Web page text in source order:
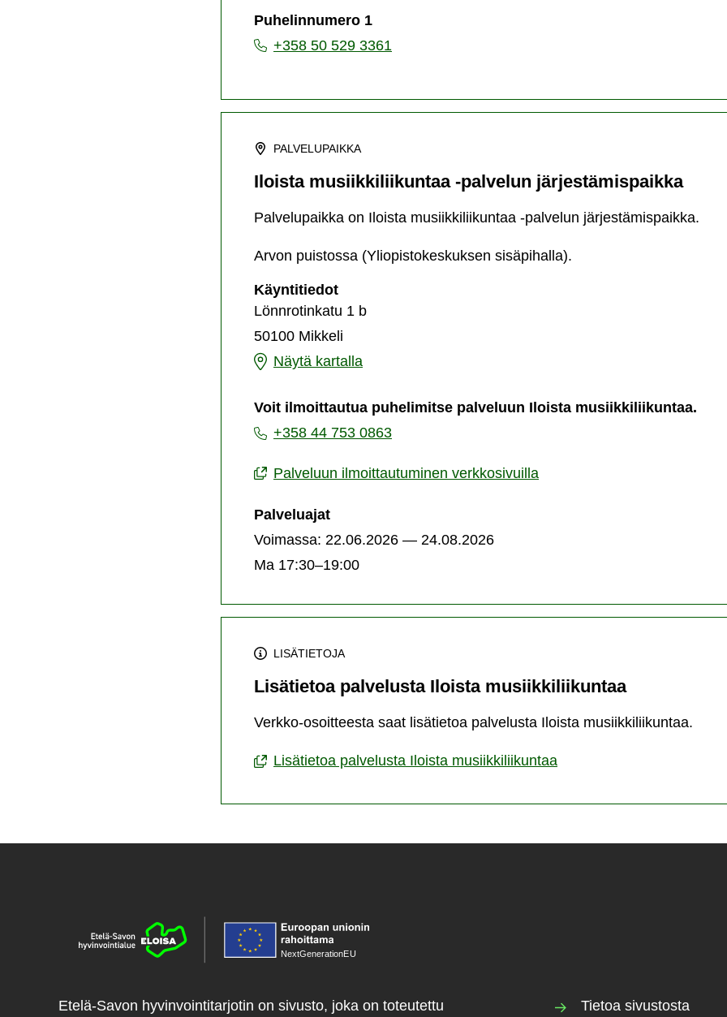
Puhelinnumero 1
+358 50 529 3361
PALVELUPAIKKA
Iloista musiikkiliikuntaa -palvelun järjestämispaikka
Palvelupaikka on Iloista musiikkiliikuntaa -palvelun järjestämispaikka.
Arvon puistossa (Yliopistokeskuksen sisäpihalla).
KäyntitiedotIloista
musiikkiliikuntaa
palvelun
järjestämispaikka
Lönnrotinkatu 1 b
50100 Mikkeli
Näytä kartalla
Iloista
-
palvelun
Voit ilmoittautua puhelimitse palveluun Iloista musiikkiliikuntaa.
+358 44 753 0863
Palveluun ilmoittautuminen verkkosivuilla
Palveluajat
Voimassa: 22.06.2026 — 24.08.2026
Ma 17:30–19:00
LISÄTIETOJA
Lisätietoa palvelusta Iloista musiikkiliikuntaa
Verkko-osoitteesta saat lisätietoa palvelusta Iloista musiikkiliikuntaa.
Lisätietoa palvelusta Iloista musiikkiliikuntaa
NextGenerationEU
Etelä-Savon hyvinvointitarjotin on sivusto, joka on toteutettu Tietoa sivustosta